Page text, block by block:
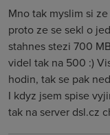
Mno tak myslim si
proto ze se sekl o
stahnes stezi 700
videl tak na 500 :)
hodin, tak se pak
I kdyz jsem spise
tak na server dsl.cz